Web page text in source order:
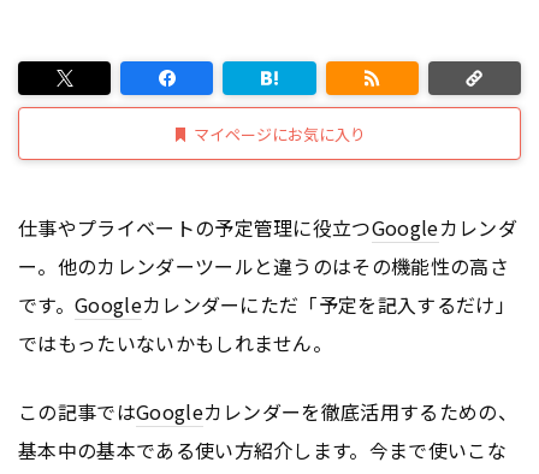
マイページにお気に入り
仕事やプライベートの予定管理に役立つGoogleカレンダ
ー。他のカレンダーツールと違うのはその機能性の高さ
です。 Googleカレンダーにただ「予定を記入するだけ」
ではもったいないかもしれません。
この記事ではGoogleカレンダーを徹底活用するための、
基本中の基本である使い方紹介します。今まで使いこな